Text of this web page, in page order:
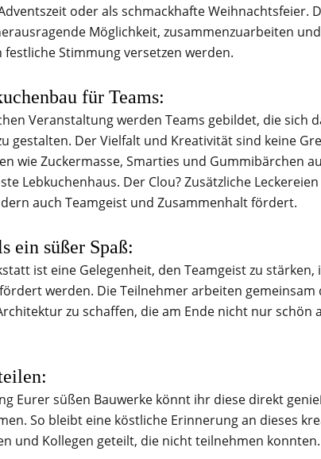
oder als schmackhafte Weihnachtsfeier.
Möglichkeit, zusammenzuarbeiten
festliche Stimmung versetzen werden.
für Teams:
Veranstaltung werden Teams gebildet, die sich
gestalten. Der Vielfalt und Kreativität sind keine
wie Zuckermasse, Smarties und Gummibärchen
Lebkuchenhaus. Der Clou? Zusätzliche
auch Teamgeist und Zusammenhalt fördert.
ein süßer Spaß:
ist eine Gelegenheit, den Teamgeist zu
werden. Die Teilnehmer arbeiten
zu schaffen, die am Ende nicht nur
Eurer süßen Bauwerke könnt ihr diese direkt
So bleibt eine köstliche Erinnerung an dieses
und Kollegen geteilt, die nicht teilnehmen konnten.